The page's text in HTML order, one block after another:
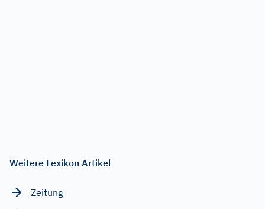
Weitere Lexikon Artikel
Zeitung